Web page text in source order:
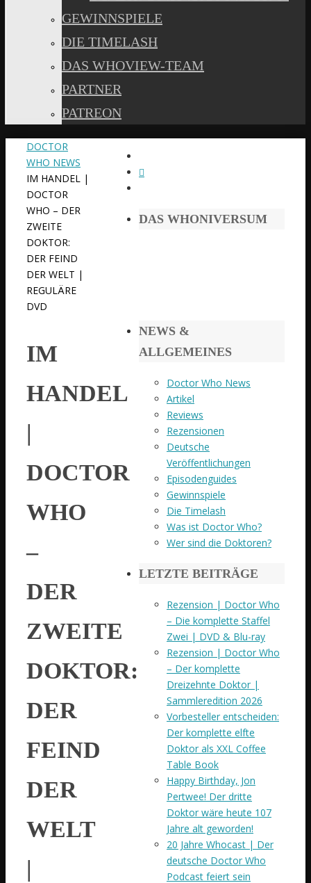
GEWINNSPIELE
DIE TIMELASH
DAS WHOVIEW-TEAM
PARTNER
PATREON
START
DOCTOR
WHO NEWS
IM HANDEL |
DOCTOR
WHO – DER
ZWEITE
DOKTOR:
DER FEIND
DER WELT |
REGULÄRE
DVD
IM
HANDEL
|
DOCTOR
WHO
–
DER
ZWEITE
DOKTOR:
DER
FEIND
DER
WELT
|
DAS WHONIVERSUM
NEWS &
ALLGEMEINES
Doctor Who News
Artikel
Reviews
Rezensionen
Deutsche
Veröffentlichungen
Episodenguides
Gewinnspiele
Die Timelash
Was ist Doctor Who?
Wer sind die Doktoren?
LETZTE BEITRÄGE
Rezension | Doctor Who
– Die komplette Staffel
Zwei | DVD & Blu-ray
Rezension | Doctor Who
– Der komplette
Dreizehnte Doktor |
Sammleredition 2026
Vorbesteller entscheiden:
Der komplette elfte
Doktor als XXL Coffee
Table Book
Happy Birthday, Jon
Pertwee! Der dritte
Doktor wäre heute 107
Jahre alt geworden!
20 Jahre Whocast | Der
deutsche Doctor Who
Podcast feiert sein